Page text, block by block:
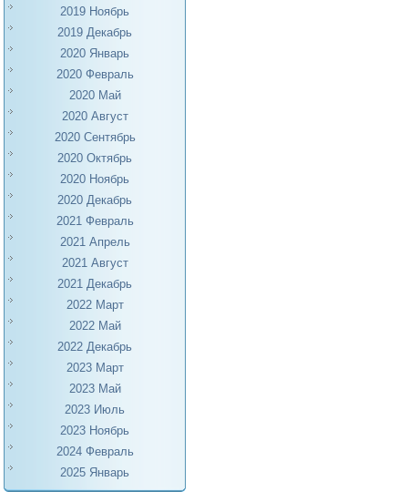
2019 Ноябрь
2019 Декабрь
2020 Январь
2020 Февраль
2020 Май
2020 Август
2020 Сентябрь
2020 Октябрь
2020 Ноябрь
2020 Декабрь
2021 Февраль
2021 Апрель
2021 Август
2021 Декабрь
2022 Март
2022 Май
2022 Декабрь
2023 Март
2023 Май
2023 Июль
2023 Ноябрь
2024 Февраль
2025 Январь